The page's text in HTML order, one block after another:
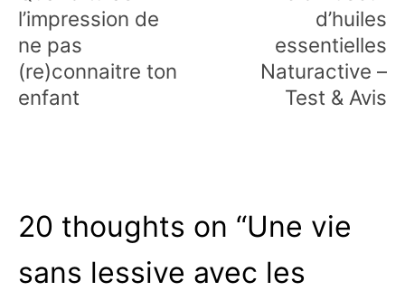
l’article
l’impression de
ne pas
(re)connaitre ton
enfant
d’huiles
essentielles
Naturactive –
Test & Avis
20 thoughts on “Une vie
sans lessive avec les